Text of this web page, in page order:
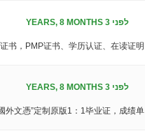
לפני 3 YEARS, 8 MONTHS
书，PMP证书、学历认证、在读证明
לפני 3 YEARS, 8 MONTHS
文憑”定制原版1：1毕业证，成绩单